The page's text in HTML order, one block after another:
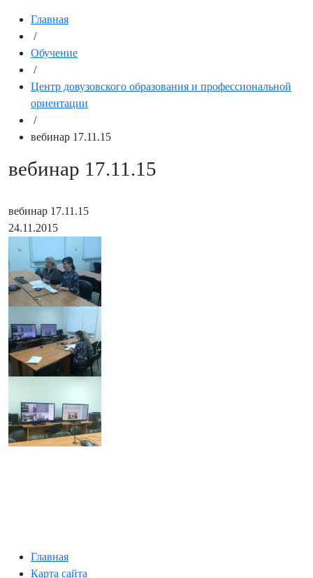
Главная
/
Обучение
/
Центр довузовского образования и профессиональной
ориентации
/
вебинар 17.11.15
вебинар 17.11.15
вебинар 17.11.15
24.11.2015
Главная
Карта сайта